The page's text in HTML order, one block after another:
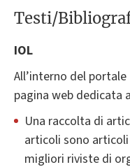
Testi/
IOL
All’interno del
pagina web dedicata
Una raccolta di
articoli sono
migliori riviste di